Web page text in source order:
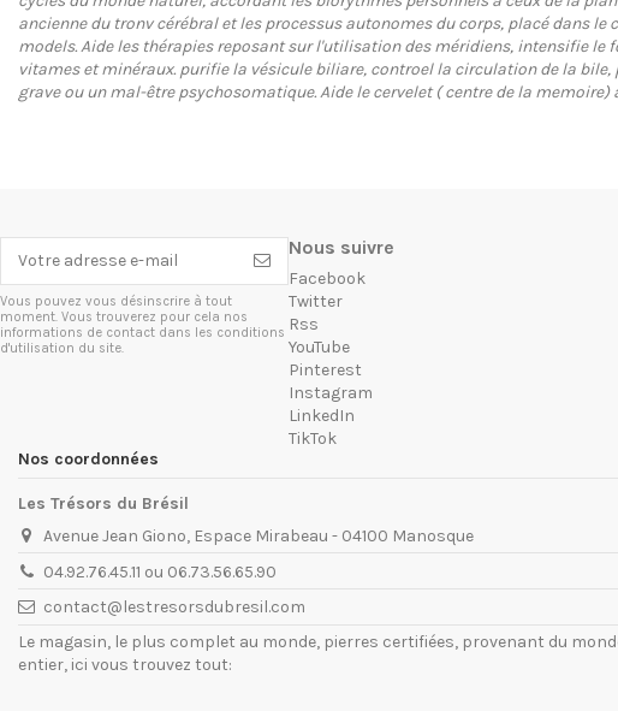
ancienne du tronv cérébral et les processus autonomes du corps, placé dans
models. Aide les thérapies reposant sur l'utilisation des méridiens, intensifie
vitames et minéraux. purifie la vésicule biliare, controel la circulation de la
grave ou un mal-être psychosomatique. Aide le cervelet ( centre de la
Vous pouvez vous désinscrire à tout
moment. Vous trouverez pour cela nos
informations de contact dans les conditions
d'utilisation du site.
Nous suivre
Facebook
Twitter
Rss
YouTube
Pinterest
Instagram
LinkedIn
TikTok
Nos coordonnées
Les Trésors du Brésil
Avenue Jean Giono, Espace Mirabeau - 04100 Manosque
04.92.76.45.11 ou 06.73.56.65.90
contact@lestresorsdubresil.com
Le magasin, le plus complet au monde, pierres certifiées, provenant du
entier, ici vous trouvez tout: